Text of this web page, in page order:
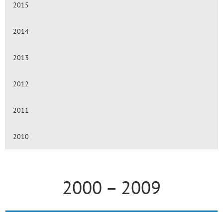
2015
2014
2013
2012
2011
2010
2000 – 2009